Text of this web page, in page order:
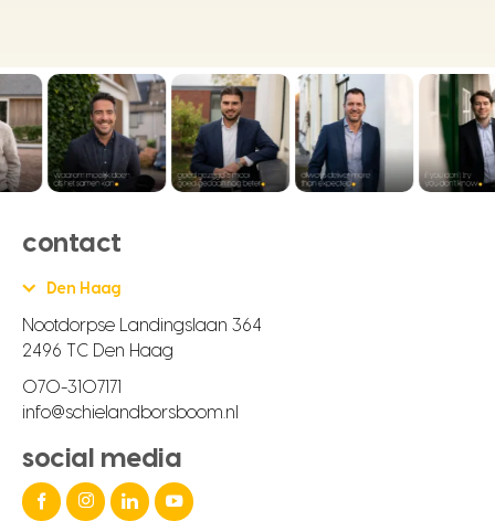
contact
Den Haag
Nootdorpse Landingslaan 364
2496 TC Den Haag
070-3107171
info@schielandborsboom.nl
social media